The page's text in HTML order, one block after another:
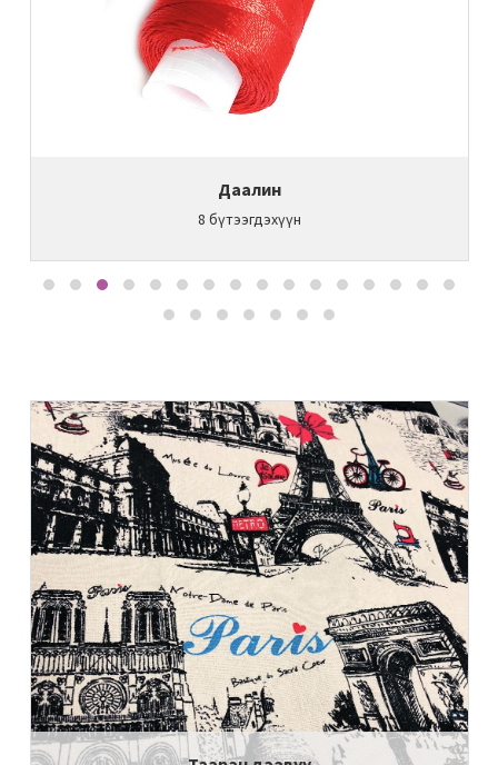
Даалин
8 бүтээгдэхүүн